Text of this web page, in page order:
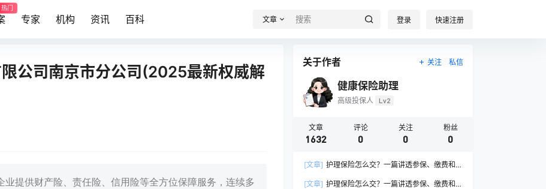
热门
专家 机构 资讯 百科 文章 登录 快速注册
公司南京市分公司(2025最新权威解
业提供财产险、责任险、信用险等全方位保障服务，连续多
关于作者 关注 私信
健康保险助理
高级投保人 Lv2
文章
1632
评论
0
关注
0
粉丝
0
[文章] 护理保险怎么交？一篇讲透参保、缴费和
[文章] 护理保险怎么交？一篇讲透参保、缴费和